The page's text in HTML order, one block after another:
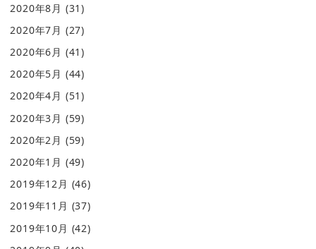
2020年8月 (31)
2020年7月 (27)
2020年6月 (41)
2020年5月 (44)
2020年4月 (51)
2020年3月 (59)
2020年2月 (59)
2020年1月 (49)
2019年12月 (46)
2019年11月 (37)
2019年10月 (42)